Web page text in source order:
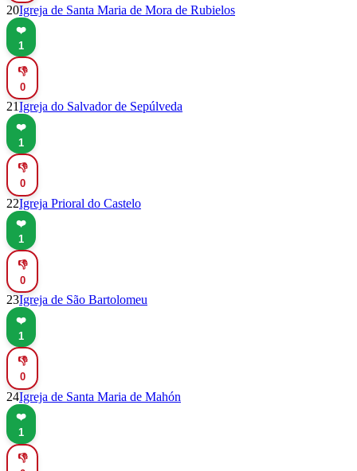
20Igreja de Santa Maria de Mora de Rubielos
❤️
1
👎
0
21Igreja do Salvador de Sepúlveda
❤️
1
👎
0
22Igreja Prioral do Castelo
❤️
1
👎
0
23Igreja de São Bartolomeu
❤️
1
👎
0
24Igreja de Santa Maria de Mahón
❤️
1
👎